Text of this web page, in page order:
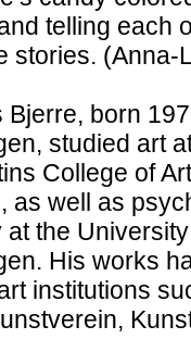
telling each
stories. (Anna-
Bjerre, born
studied art
College of
as well as
at the
His works
institutions